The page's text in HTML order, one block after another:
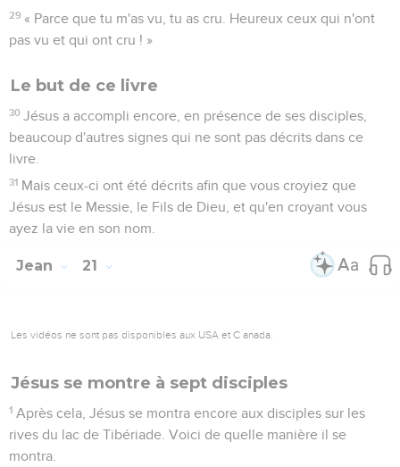
29 « Parce que tu m'as vu, tu as cru. Heureux ceux qui n'ont
pas vu et qui ont cru ! »
Le but de ce livre
30 Jésus a accompli encore, en présence de ses disciples,
beaucoup d'autres signes qui ne sont pas décrits dans ce
livre.
31 Mais ceux-ci ont été décrits afin que vous croyiez que
Jésus est le Messie, le Fils de Dieu, et qu'en croyant vous
ayez la vie en son nom.
Jean 21
Les vidéos ne sont pas disponibles aux USA et C anada.
Jésus se montre à sept disciples
1 Après cela, Jésus se montra encore aux disciples sur les
rives du lac de Tibériade. Voici de quelle manière il se
montra.